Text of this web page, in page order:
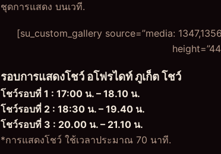
ชุดการแสดง บนเวที.
[su_custom_gallery source=”media:
รอบการแสดงโชว์ อโฟรไดท์ ภูเก็ต โชว์
โชว์รอบที่ 1 : 17:00 น. – 18.10 น.
โชว์รอบที่ 2 : 18:30 น. – 19.40 น.
โชว์รอบที่ 3 : 20.00 น. – 21.10 น.
*การแสดงโชว์ ใช้เวลาประมาณ 70 นาที.